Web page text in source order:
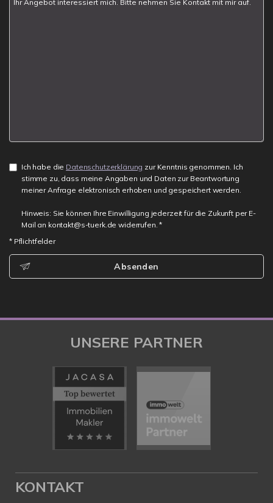
Ich habe die Datenschutzerklärung zur Kenntnis genommen. Ich
stimme zu, dass meine Angaben und Daten zur Beantwortung
meiner Anfrage elektronisch erhoben und gespeichert werden.
Hinweis: Sie können Ihre Einwilligung jederzeit für die Zukunft per E-
Mail an kontakt@s-tuerk.de widerrufen. *
* Pflichtfelder
Absenden
UNSERE PARTNER
KONTAKT